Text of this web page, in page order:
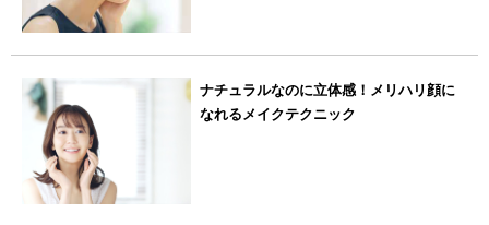
ナチュラルなのに立体感！メリハリ顔に
なれるメイクテクニック